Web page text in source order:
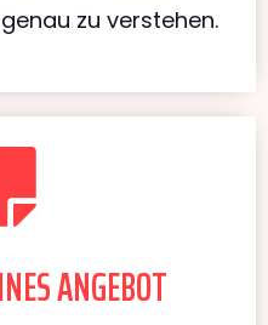
zu verstehen.
ANGEBOT